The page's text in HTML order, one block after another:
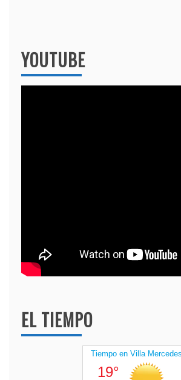
YOUTUBE
EL TIEMPO